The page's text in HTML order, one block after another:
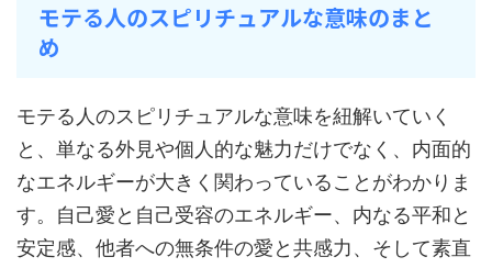
モテる人のスピリチュアルな意味のまと
め
モテる人のスピリチュアルな意味を紐解いていく
と、単なる外見や個人的な魅力だけでなく、内面的
なエネルギーが大きく関わっていることがわかりま
す。自己愛と自己受容のエネルギー、内なる平和と
安定感、他者への無条件の愛と共感力、そして素直